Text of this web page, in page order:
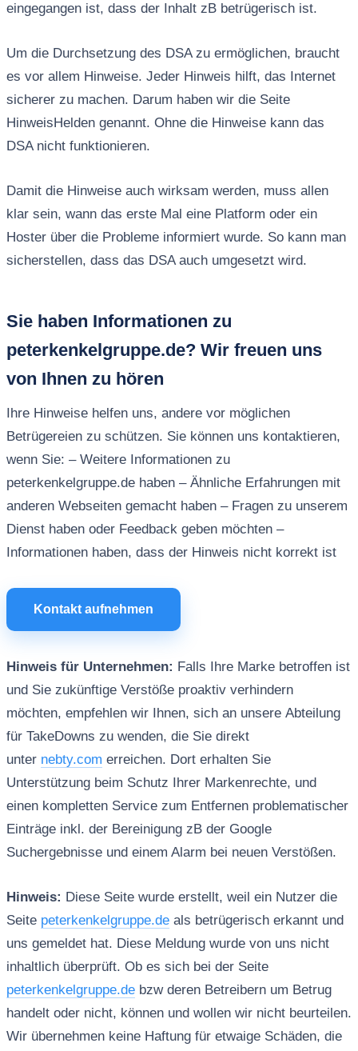
eingegangen ist, dass der Inhalt zB betrügerisch ist.
Um die Durchsetzung des DSA zu ermöglichen, braucht
es vor allem Hinweise. Jeder Hinweis hilft, das Internet
sicherer zu machen. Darum haben wir die Seite
HinweisHelden genannt. Ohne die Hinweise kann das
DSA nicht funktionieren.
Damit die Hinweise auch wirksam werden, muss allen
klar sein, wann das erste Mal eine Platform oder ein
Hoster über die Probleme informiert wurde. So kann man
sicherstellen, dass das DSA auch umgesetzt wird.
Sie haben Informationen zu
peterkenkelgruppe.de? Wir freuen uns
von Ihnen zu hören
Ihre Hinweise helfen uns, andere vor möglichen
Betrügereien zu schützen. Sie können uns kontaktieren,
wenn Sie: – Weitere Informationen zu
peterkenkelgruppe.de haben – Ähnliche Erfahrungen mit
anderen Webseiten gemacht haben – Fragen zu unserem
Dienst haben oder Feedback geben möchten –
Informationen haben, dass der Hinweis nicht korrekt ist
Kontakt aufnehmen
Hinweis für Unternehmen: Falls Ihre Marke betroffen ist
und Sie zukünftige Verstöße proaktiv verhindern
möchten, empfehlen wir Ihnen, sich an unsere Abteilung
für TakeDowns zu wenden, die Sie direkt
unter nebty.com erreichen. Dort erhalten Sie
Unterstützung beim Schutz Ihrer Markenrechte, und
einen kompletten Service zum Entfernen problematischer
Einträge inkl. der Bereinigung zB der Google
Suchergebnisse und einem Alarm bei neuen Verstößen.
Hinweis: Diese Seite wurde erstellt, weil ein Nutzer die
Seite peterkenkelgruppe.deals betrügerisch erkannt und
uns gemeldet hat. Diese Meldung wurde von uns nicht
inhaltlich überprüft. Ob es sich bei der Seite
peterkenkelgruppe.debzw deren Betreibern um Betrug
handelt oder nicht, können und wollen wir nicht beurteilen.
Wir übernehmen keine Haftung für etwaige Schäden, die